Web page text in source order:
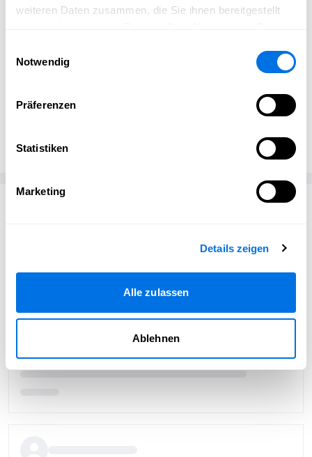
weiteren Daten zusammen, die Sie ihnen bereitgestellt
Notwendig
Präferenzen
Statistiken
Marketing
Details zeigen
Alle zulassen
Ablehnen
Der ASV 1901 Ladenburg richtet die DM U14 im freien Stil aus